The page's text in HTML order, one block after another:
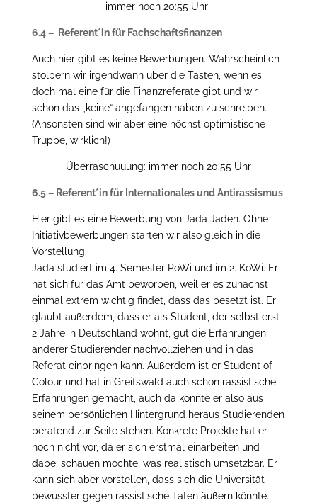
immer noch 20:55 Uhr
6.4 – Referent*in für Fachschaftsfinanzen
Auch hier gibt es keine Bewerbungen. Wahrscheinlich
stolpern wir irgendwann über die Tasten, wenn es
doch mal eine für die Finanzreferate gibt und wir
schon das „keine“ angefangen haben zu schreiben.
(Ansonsten sind wir aber eine höchst optimistische
Truppe, wirklich!)
Überraschuuung: immer noch 20:55 Uhr
6.5 – Referent*in für Internationales und Antirassismus
Hier gibt es eine Bewerbung von Jada Jaden. Ohne
Initiativbewerbungen starten wir also gleich in die
Vorstellung.
Jada studiert im 4. Semester PoWi und im 2. KoWi. Er
hat sich für das Amt beworben, weil er es zunächst
einmal extrem wichtig findet, dass das besetzt ist. Er
glaubt außerdem, dass er als Student, der selbst erst
2 Jahre in Deutschland wohnt, gut die Erfahrungen
anderer Studierender nachvollziehen und in das
Referat einbringen kann. Außerdem ist er Student of
Colour und hat in Greifswald auch schon rassistische
Erfahrungen gemacht, auch da könnte er also aus
seinem persönlichen Hintergrund heraus Studierenden
beratend zur Seite stehen. Konkrete Projekte hat er
noch nicht vor, da er sich erstmal einarbeiten und
dabei schauen möchte, was realistisch umsetzbar. Er
kann sich aber vorstellen, dass sich die Universität
bewusster gegen rassistische Taten äußern könnte.